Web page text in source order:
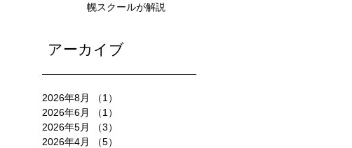
幌スクールが解説
アーカイブ
2026年8月 （1）
2026年6月
（1）
2026年5月
（3）
2026年4月
（5）